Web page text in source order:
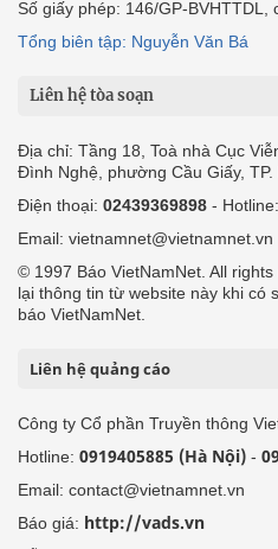
Số giấy phép: 146/GP-BVHTTDL,
Tổng biên tập: Nguyễn Văn Bá
Liên hệ tòa soạn
Địa chỉ: Tầng 18, Toà nhà Cục
Đình Nghệ, phường Cầu Giấy, TP.
Điện thoại: 02439369898 - Hotline:
Email: vietnamnet@vietnamnet.vn
© 1997 Báo VietNamNet. All
lại thông tin từ website này khi có
báo VietNamNet.
Liên hệ quảng cáo
Công ty Cổ phần Truyền thông
Hotline: 0919405885 (Hà Nội) -
Email: contact@vietnamnet.vn
Báo giá: http://vads.vn